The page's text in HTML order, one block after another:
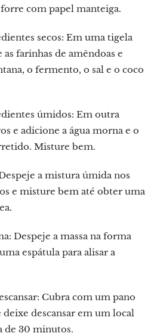
com papel manteiga.
secos: Em uma tigela
farinhas de amêndoas e
o fermento, o sal e o coco
úmidos: Em outra
e adicione a água morna e o
Misture bem.
a mistura úmida nos
e misture bem até obter uma
Despeje a massa na forma
espátula para alisar a
Cubra com um pano
descansar em um local
de 30 minutos.